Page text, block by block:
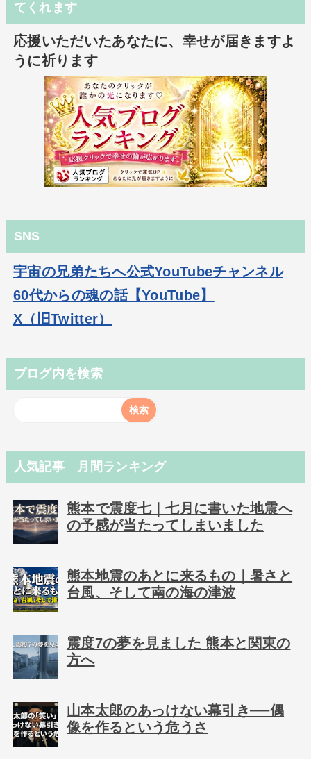
てくれます
応援いただいたあなたに、幸せが届きますよ
うに祈ります
SNS
宇宙の兄弟たちへ公式YouTubeチャンネル
60代からの魂の話【YouTube】
X（旧Twitter）
ブログ内を検索
人気記事 月間ランキング
熊本で震度七｜七月に書いた地震へ
の予感が当たってしまいました
熊本地震のあとに来るもの｜暑さと
台風、そして南の海の津波
震度7の夢を見ました 熊本と関東の
方へ
山本太郎のあっけない幕引き──偶
像を作るという危うさ